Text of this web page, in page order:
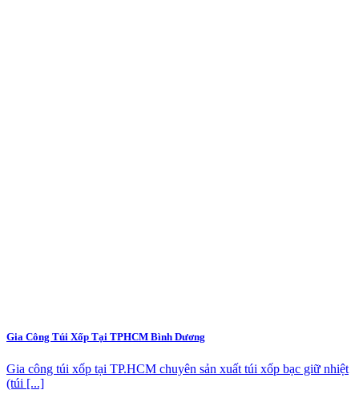
Gia Công Túi Xốp Tại TPHCM Bình Dương
Gia công túi xốp tại TP.HCM chuyên sản xuất túi xốp bạc giữ nhiệt
(túi [...]